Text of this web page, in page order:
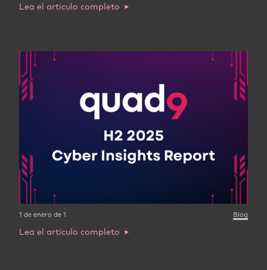
Lea el artículo completo
1 de enero de 1 Blog
Lea el artículo completo